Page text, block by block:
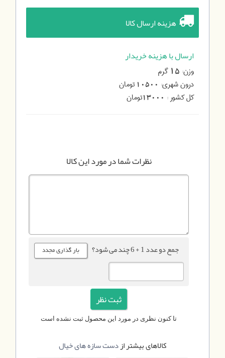
هزینه ارسال کالا
ارسال با هزینه خریدار
وزن:
گرم
درون شهری: 10500 تومان
کل کشور : 13000تومان
نظرات شما در مورد این کالا
جمع دو عدد 1 + 6 چند می شود؟
تا کنون نظری در مورد این محصول ثبت نشده است
کالاهای بیشتر ازدست سازه های خیال